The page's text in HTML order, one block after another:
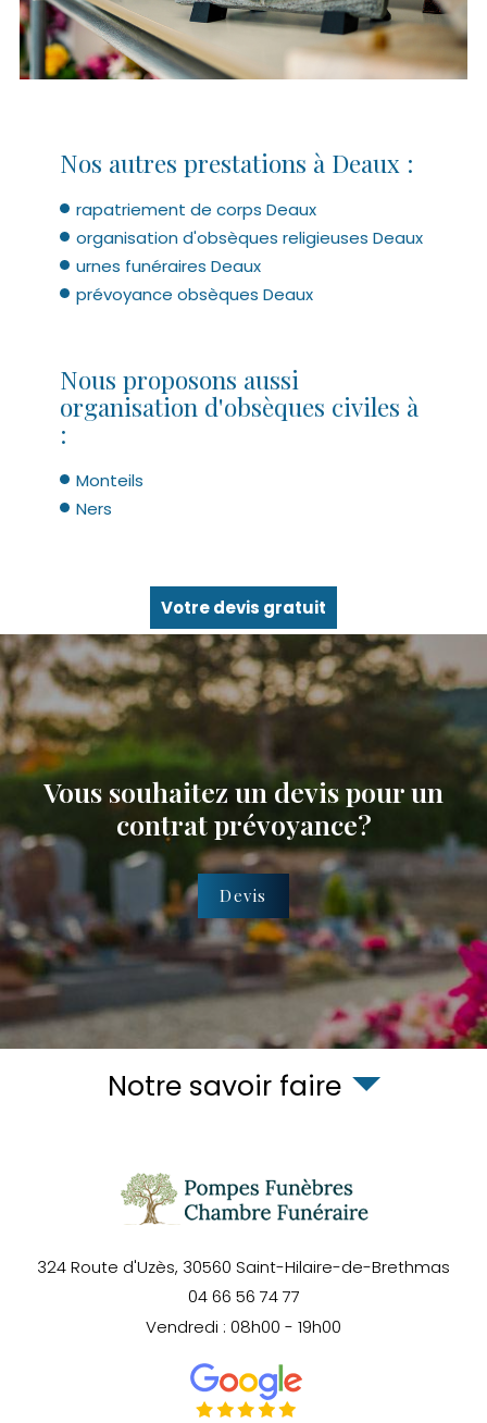
Nos autres prestations à Deaux :
rapatriement de corps Deaux
organisation d'obsèques religieuses Deaux
urnes funéraires Deaux
prévoyance obsèques Deaux
Nous proposons aussi
organisation d'obsèques civiles à
:
Monteils
Ners
Votre devis gratuit
Vous souhaitez un devis pour un
contrat prévoyance?
Devis
Notre savoir faire
324 Route d'Uzès, 30560 Saint-Hilaire-de-Brethmas
04 66 56 74 77
Vendredi : 08h00 - 19h00